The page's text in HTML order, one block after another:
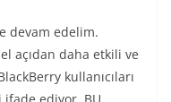
devam edelim.
açıdan daha etkili ve
kullanıcıları